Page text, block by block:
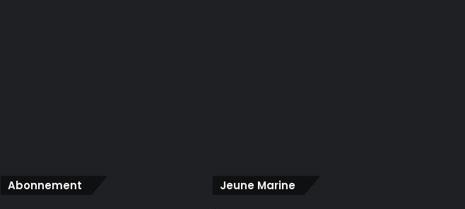
Abonnement Jeune Marine